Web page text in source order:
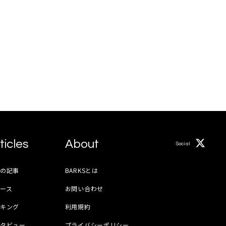
記事
ス
ング
About
BARKSとは
お問い合わせ
利用規約
Social